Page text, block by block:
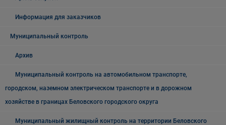
Информация для заказчиков
Муниципальный контроль
Архив
Муниципальный контроль на автомобильном транспорте,
городском, наземном электрическом транспорте и в дорожном
хозяйстве в границах Беловского городского округа
Муниципальный жилищный контроль на территории Беловского